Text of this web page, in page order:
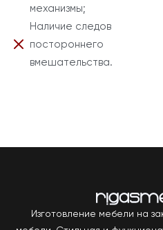
механизмы;
Наличие следов
постороннего
вмешательства.
Изготовление мебели на